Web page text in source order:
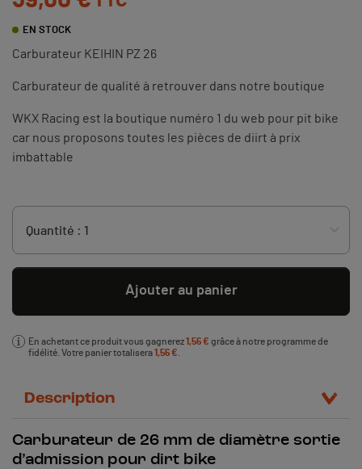
EN STOCK
Carburateur KEIHIN PZ 26
Carburateur de qualité à retrouver dans notre boutique
WKX Racing est la boutique numéro 1 du web pour pit bike
car nous proposons toutes les pièces de diirt à prix
imbattable
Ajouter au panier
En achetant ce produit vous gagnerez1,56 € grâce à notre programme de
fidélité. Votre panier totalisera1,56 €
Description
Carburateur de 26 mm de diamètre sortie
d’admission pour dirt bike